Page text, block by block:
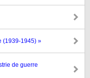
(1939-1945) »
de guerre